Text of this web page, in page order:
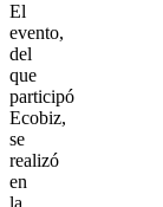
El
evento,
del
que
participó
Ecobiz,
se
realizó
en